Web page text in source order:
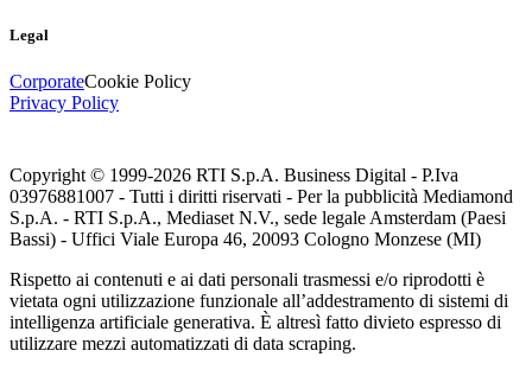
Legal
CorporateCookie Policy
Privacy Policy
Copyright © 1999-2026 RTI S.p.A. Business Digital - P.Iva
03976881007 - Tutti i diritti riservati - Per la pubblicità Mediamond
S.p.A. - RTI S.p.A., Mediaset N.V., sede legale Amsterdam (Paesi
Bassi) - Uffici Viale Europa 46, 20093 Cologno Monzese (MI)
Rispetto ai contenuti e ai dati personali trasmessi e/o riprodotti è
vietata ogni utilizzazione funzionale all’addestramento di sistemi di
intelligenza artificiale generativa. È altresì fatto divieto espresso di
utilizzare mezzi automatizzati di data scraping.